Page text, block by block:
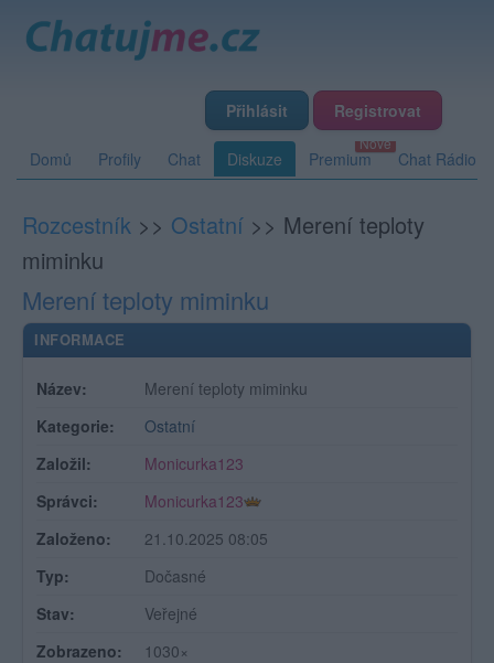
Přihlásit Registrovat
Domů Profily Chat Diskuze Premium Chat Rádio
Rozcestník >> Ostatní >> Merení teploty
miminku
Merení teploty miminku
INFORMACE
Název:
Merení teploty miminku
Kategorie:
Ostatní
Založil:
Monicurka123
Správci:
Monicurka123
Založeno:
21.10.2025 08:05
Typ:
Dočasné
Stav:
Veřejné
Zobrazeno:
1030×